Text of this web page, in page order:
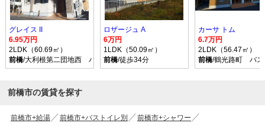
グレイス II
6.95万円
2LDK（60.69㎡）
前橋/大利根第二団地西 バス乗車時間37分 停歩2分
ロザージュ A
6万円
1LDK（50.09㎡）
前橋/徒歩34分
カーサ トム
6.7万円
2LDK（56.47㎡）
前橋/鶴光路町 バ
前橋市の賃貸を探す
前橋市+給湯 前橋市+バストイレ別
前橋市+シャワー